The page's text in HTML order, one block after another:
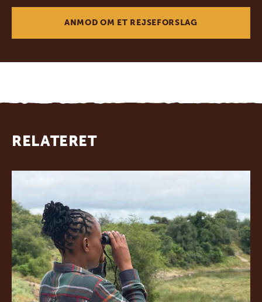
ANMOD OM ET REJSEFORSLAG
RELATERET